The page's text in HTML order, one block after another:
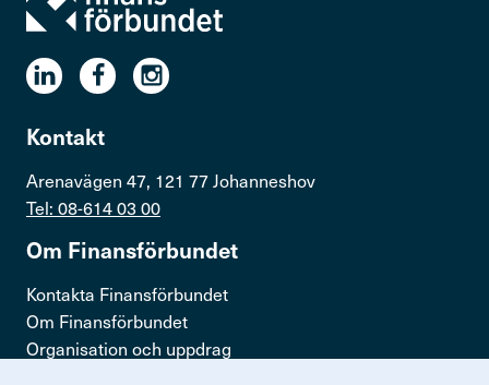
Kontakt
Arenavägen 47, 121 77 Johanneshov
Tel: 08-614 03 00
Om Finans­för­bundet
Kontakta Finansförbundet
Om Finansförbundet
Organisation och uppdrag